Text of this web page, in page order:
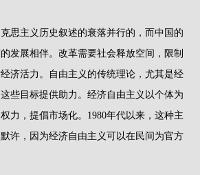
思主义历史叙述的衰落并行的，而中国的
发展相伴。改革需要社会释放空间，限制
济活力。自由主义的传统理论，尤其是经
些目标提供助力。经济自由主义以个体为
力，提倡市场化。 1980年代以来，这种主
许，因为经济自由主义可以在民间为官方